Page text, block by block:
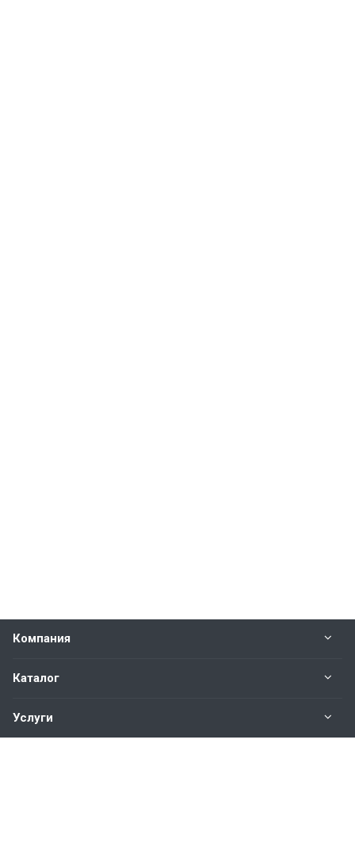
Компания
Каталог
Услуги